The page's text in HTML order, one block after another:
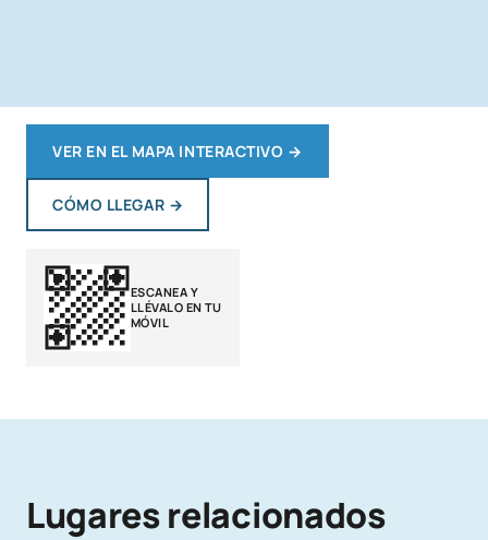
VER EN EL MAPA INTERACTIVO →
CÓMO LLEGAR →
ESCANEA Y
LLÉVALO EN TU
MÓVIL
Lugares relacionados